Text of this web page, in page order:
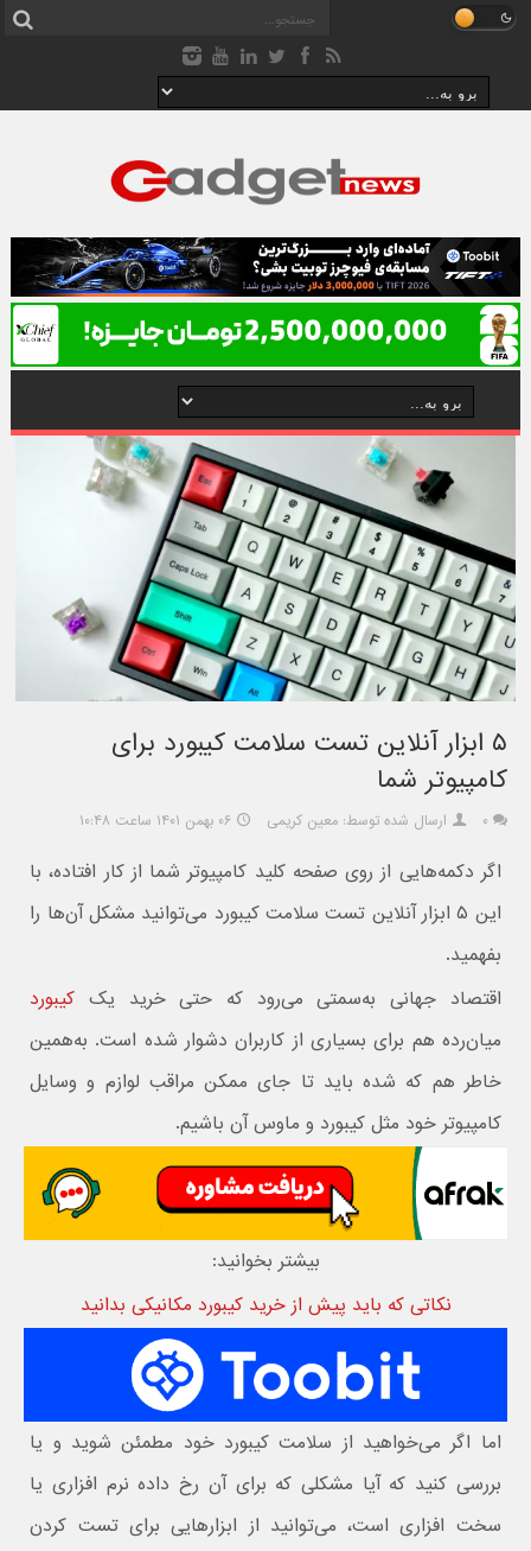
۵ ابزار آنلاین تست سلامت کیبورد برای
کامپیوتر شما
۰ ارسال شده توسط: معین کریمی ۰۶ بهمن ۱۴۰۱ ساعت ۱۰:۴۸
اگر دکمه‌هایی از روی صفحه کلید کامپیوتر شما از کار افتاده، با
این ۵ ابزار آنلاین تست سلامت کیبورد می‌توانید مشکل آن‌ها را
بفهمید.
اقتصاد جهانی به‌سمتی می‌رود که حتی خرید یک کیبورد
میان‌رده هم برای بسیاری از کاربران دشوار شده است. به‌همین
خاطر هم که شده باید تا جای ممکن مراقب لوازم و وسایل
کامپیوتر خود مثل کیبورد و ماوس آن باشیم.
بیشتر بخوانید:
نکاتی که باید پیش از خرید کیبورد مکانیکی بدانید
اما اگر می‌خواهید از سلامت کیبورد خود مطمئن شوید و یا
بررسی کنید که آیا مشکلی که برای آن رخ داده نرم افزاری یا
سخت افزاری است، می‌توانید از ابزارهایی برای تست کردن